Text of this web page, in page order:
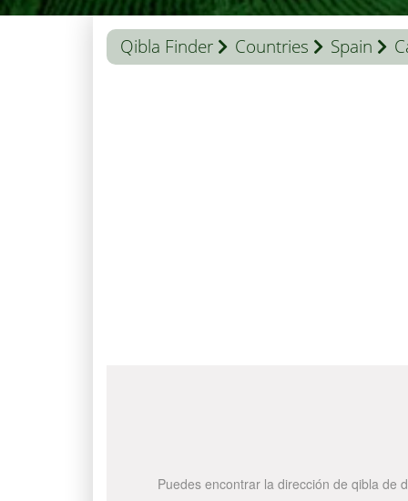
Qibla Finder Countries Spain
Puedes encontrar la dirección de qibla de